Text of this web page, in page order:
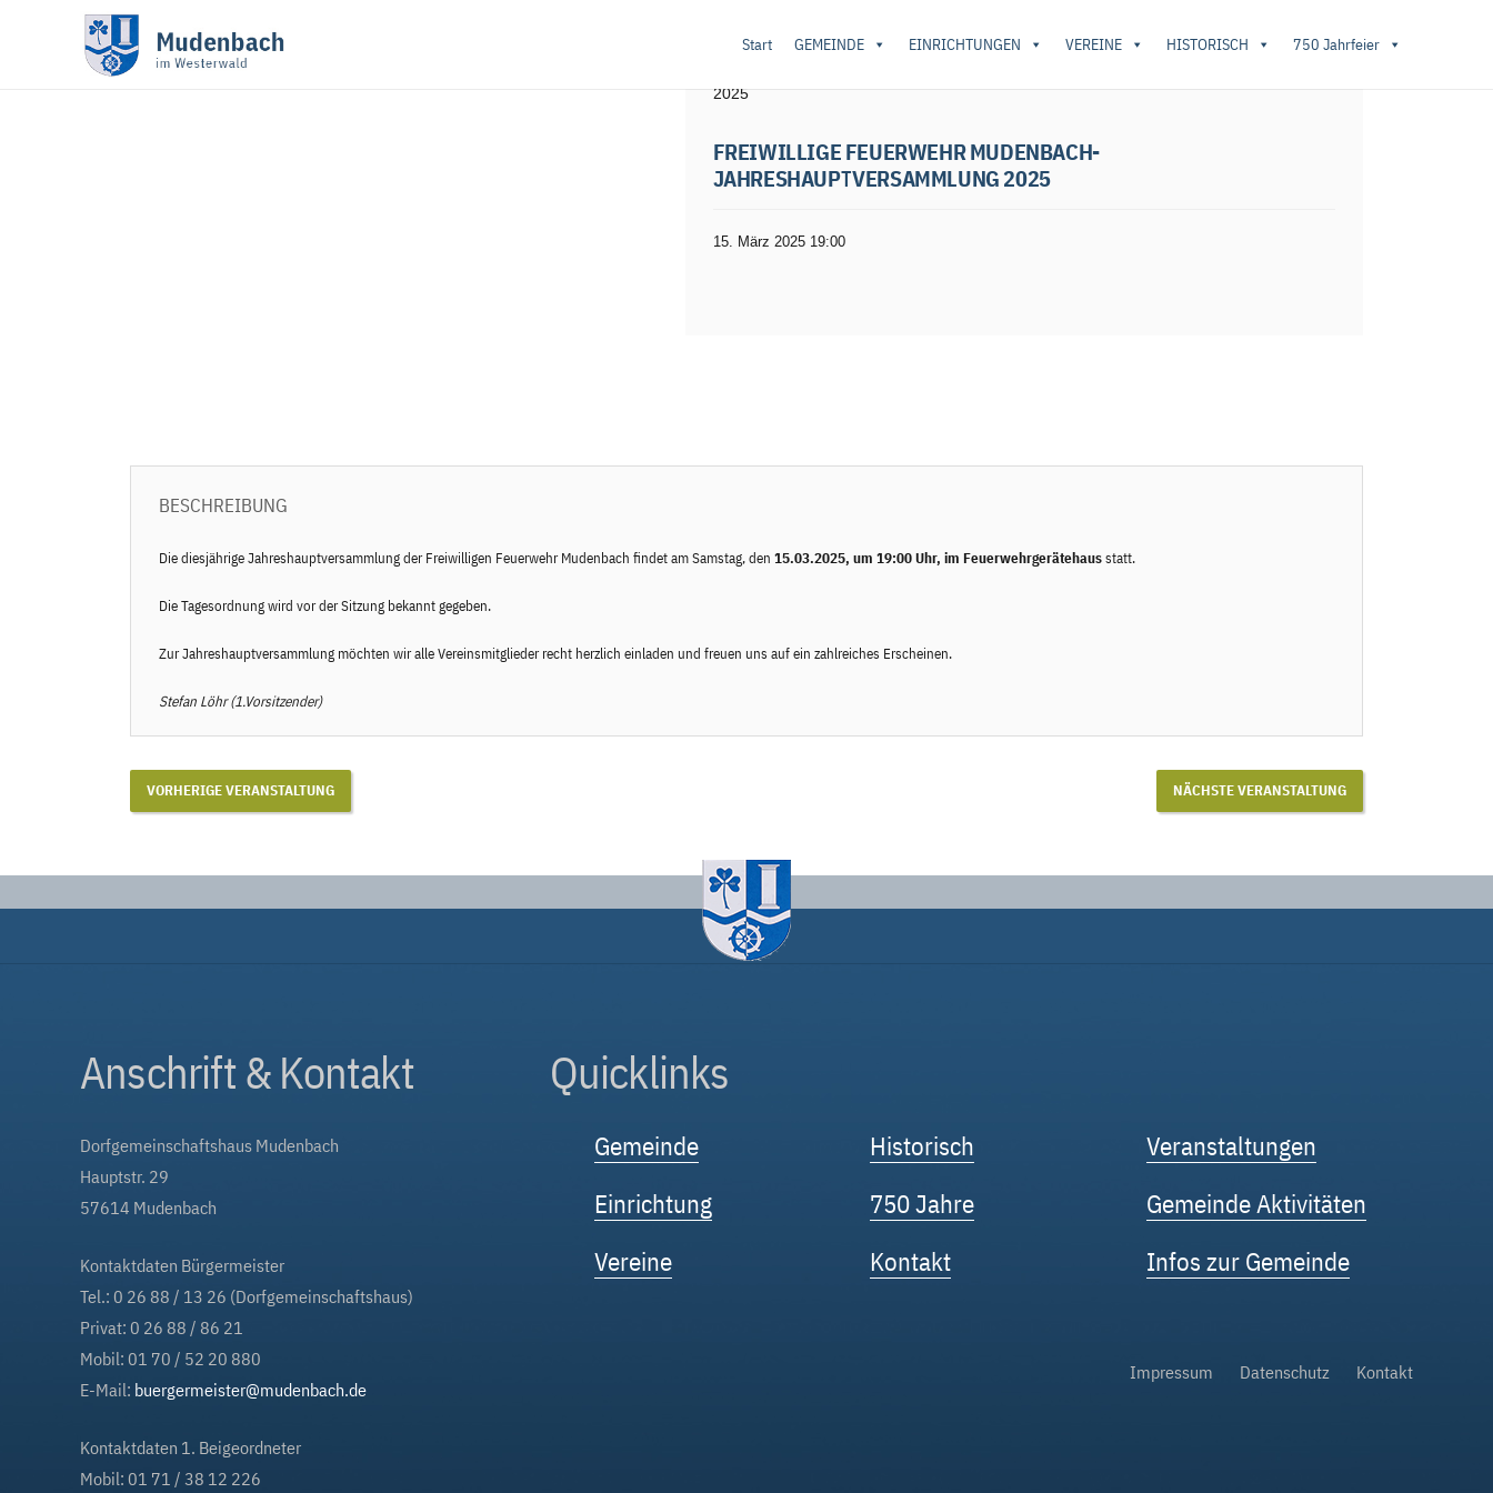
Start GEMEINDE EINRICHTUNGEN VEREINE HISTORISCH 750 Jahrfeier
2025
FREIWILLIGE FEUERWEHR MUDENBACH-
JAHRESHAUPTVERSAMMLUNG 2025
15. März 2025 19:00
BESCHREIBUNG
Die diesjährige Jahreshauptversammlung der Freiwilligen Feuerwehr Mudenbach findet am Samstag, den 15.03.2025, um 19:00 Uhr, im Feuerwehrgerätehausstatt.
Die Tagesordnung wird vor der Sitzung bekannt gegeben.
Zur Jahreshauptversammlung möchten wir alle Vereinsmitglieder recht herzlich einladen und freuen uns auf ein zahlreiches Erscheinen.
Stefan Löhr (1.Vorsitzender)
VORHERIGE VERANSTALTUNG NÄCHSTE VERANSTALTUNG
Anschrift & Kontakt
Dorfgemeinschaftshaus Mudenbach
Hauptstr. 29
57614 Mudenbach
Kontaktdaten Bürgermeister
Tel.: 0 26 88 / 13 26 (Dorfgemeinschaftshaus)
Privat: 0 26 88 / 86 21
Mobil: 01 70 / 52 20 880
E-Mail: buergermeister@mudenbach.de
Kontaktdaten 1. Beigeordneter
Mobil: 01 71 / 38 12 226
Quicklinks
Gemeinde
Einrichtung
Vereine
Historisch
750 Jahre
Kontakt
Veranstaltungen
Gemeinde Aktivitäten
Infos zur Gemeinde
Impressum Datenschutz Kontakt